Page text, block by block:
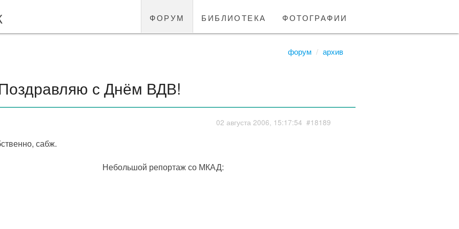
форум библиотека фотографии
форум архив
с Днём ВДВ!
02 августа 2006, 15:17:54 #18189
сабж.
Небольшой репортаж со МКАД: